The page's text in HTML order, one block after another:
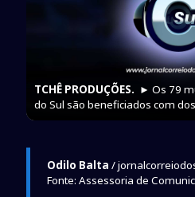
TCHÊ PRODUÇÕES. ► Os 79
do Sul são beneficiados com
Odilo Balta /
Fonte: Assessoria de